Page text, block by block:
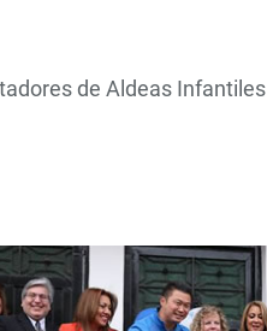
de Aldeas